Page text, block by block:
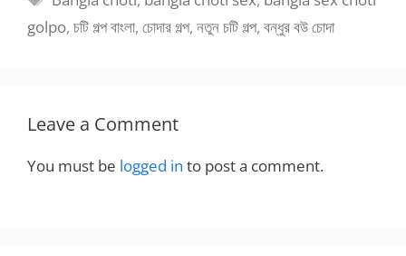
golpo, চটি গল্প বাংলা, চোদার গল্প, নতুন চটি গল্প, বন্ধুর বউ চোদা
Leave a Comment
You must be logged in to post a comment.